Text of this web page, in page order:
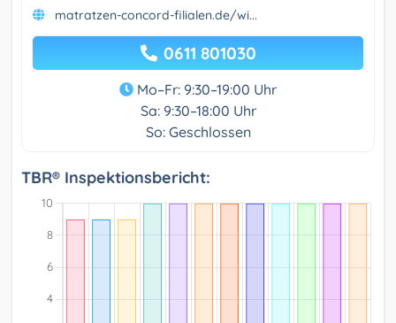
matratzen-concord-filialen.de/wi...
0611 801030
Mo–Fr: 9:30–19:00 Uhr
Sa: 9:30–18:00 Uhr
So: Geschlossen
TBR® Inspektionsbericht: